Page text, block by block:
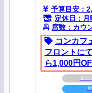
予算目安：
定休日：月
席数：カウ
コンカフ
フロントに
ら1,000円
の割引サーオン